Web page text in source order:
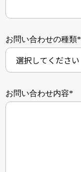
お問い合わせの種類*
お問い合わせ内容*